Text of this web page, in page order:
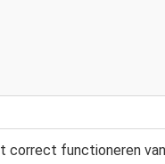
functioneren